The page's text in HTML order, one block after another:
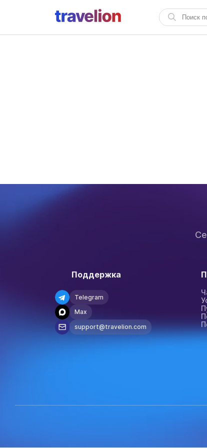
Поддержка
Telegram
Max
support@travelion.com